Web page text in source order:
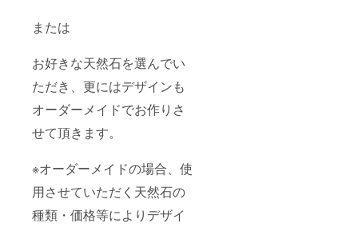
または
お好きな天然石を選んでい
ただき、更にはデザインも
オーダーメイドでお作りさ
せて頂きます。
※オーダーメイドの場合、使
用させていただく天然石の
種類・価格等によりデザイ